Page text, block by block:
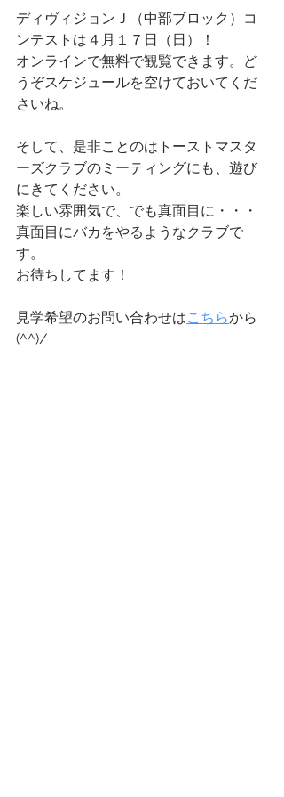
ディヴィジョンＪ（中部ブロック）コ
ンテストは４月１７日（日）！
オンラインで無料で観覧できます。ど
うぞスケジュールを空けておいてくだ
さいね。
そして、是非ことのはトーストマスタ
ーズクラブのミーティングにも、遊び
にきてください。
楽しい雰囲気で、でも真面目に・・・
真面目にバカをやるようなクラブで
す。
お待ちしてます！
見学希望のお問い合わせはこちらから
(^^)/